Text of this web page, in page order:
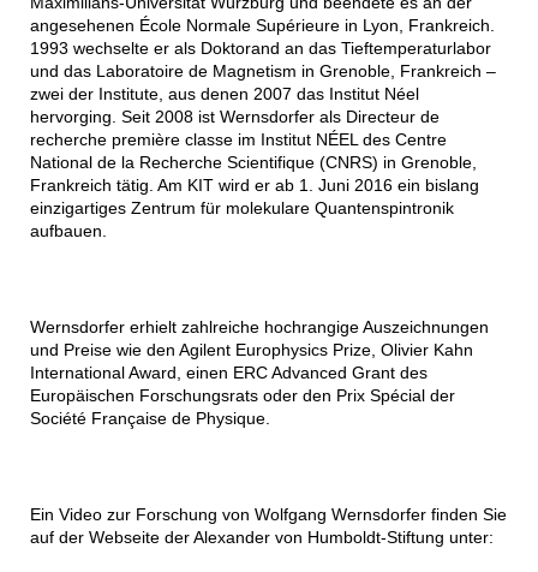
angesehenen École Normale Supérieure in Lyon, Frankreich.
1993 wechselte er als Doktorand an das Tieftemperaturlabor
und das Laboratoire de Magnetism in Grenoble, Frankreich –
zwei der Institute, aus denen 2007 das Institut Néel
hervorging. Seit 2008 ist Wernsdorfer als Directeur de
recherche première classe im Institut NÉEL des Centre
National de la Recherche Scientifique (CNRS) in Grenoble,
Frankreich tätig. Am KIT wird er ab 1. Juni 2016 ein bislang
einzigartiges Zentrum für molekulare Quantenspintronik
aufbauen.
Wernsdorfer erhielt zahlreiche hochrangige Auszeichnungen
und Preise wie den Agilent Europhysics Prize, Olivier Kahn
International Award, einen ERC Advanced Grant des
Europäischen Forschungsrats oder den Prix Spécial der
Société Française de Physique.
Ein Video zur Forschung von Wolfgang Wernsdorfer finden Sie
auf der Webseite der Alexander von Humboldt-Stiftung unter: